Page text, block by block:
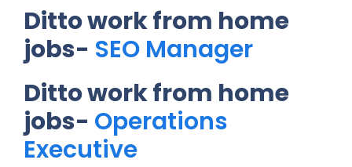
Ditto work from home
jobs- SEO Manager
Ditto work from home
jobs- Operations
Executive